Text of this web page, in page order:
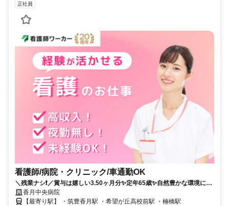
正社員
看護師/病院・クリニック/車通勤OK
＼残業ナシ❗️／賞与は嬉しい3.50ヶ月分✨定年65歳✨自然豊かな環境にあ
る病院でのお仕事です✨
香月中央病院
【最寄り駅】 ・筑豊香月駅 ・希望が丘高校前駅 ・楠橋駅